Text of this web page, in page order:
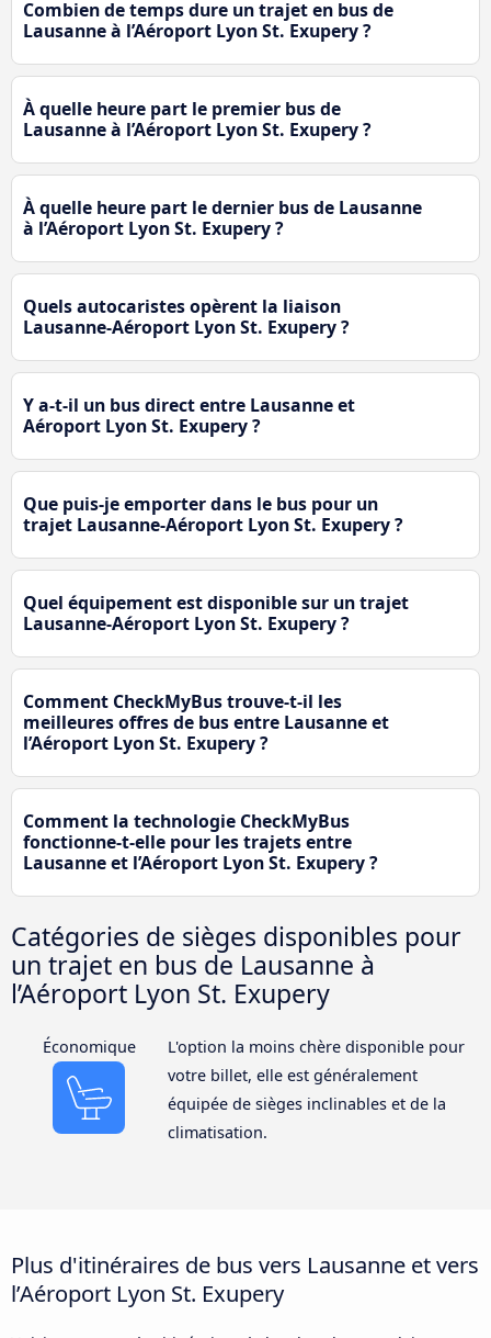
Combien de temps dure un trajet en bus de
Lausanne à l’Aéroport Lyon St. Exupery ?
À quelle heure part le premier bus de
Lausanne à l’Aéroport Lyon St. Exupery ?
À quelle heure part le dernier bus de Lausanne
à l’Aéroport Lyon St. Exupery ?
Quels autocaristes opèrent la liaison
Lausanne-Aéroport Lyon St. Exupery ?
Y a-t-il un bus direct entre Lausanne et
Aéroport Lyon St. Exupery ?
Que puis-je emporter dans le bus pour un
trajet Lausanne-Aéroport Lyon St. Exupery ?
Quel équipement est disponible sur un trajet
Lausanne-Aéroport Lyon St. Exupery ?
Comment CheckMyBus trouve-t-il les
meilleures offres de bus entre Lausanne et
l’Aéroport Lyon St. Exupery ?
Comment la technologie CheckMyBus
fonctionne-t-elle pour les trajets entre
Lausanne et l’Aéroport Lyon St. Exupery ?
Catégories de sièges disponibles pour
un trajet en bus de Lausanne à
l’Aéroport Lyon St. Exupery
Économique
L'option la moins chère disponible pour
votre billet, elle est généralement
équipée de sièges inclinables et de la
climatisation.
Plus d'itinéraires de bus vers Lausanne et vers
l’Aéroport Lyon St. Exupery